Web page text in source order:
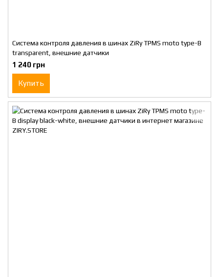
Система контроля давления в шинах ZiRy TPMS moto type-B
transparent, внешние датчики
1 240 грн
Купить